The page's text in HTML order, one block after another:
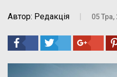
Автор: Редакція | 05 Тра,